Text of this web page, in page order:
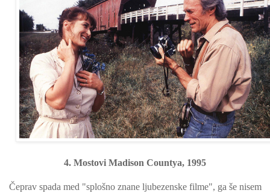
4. Mostovi Madison Countya, 1995
Čeprav spada med "splošno znane ljubezenske filme", ga še nisem